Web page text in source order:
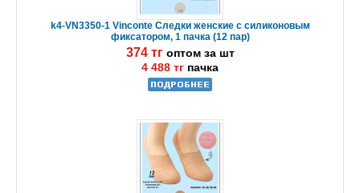
k4-VN3350-1 Vinconte Следки женские с силиконовым
фиксатором, 1 пачка (12 пар)
374 тг оптом за шт
4 488 тг пачка